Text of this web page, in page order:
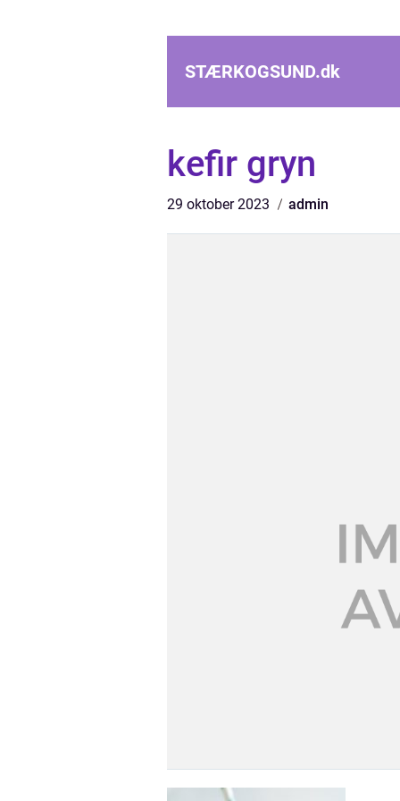
STÆRKOGSUND.dk
kefir gryn
29 oktober 2023 admin